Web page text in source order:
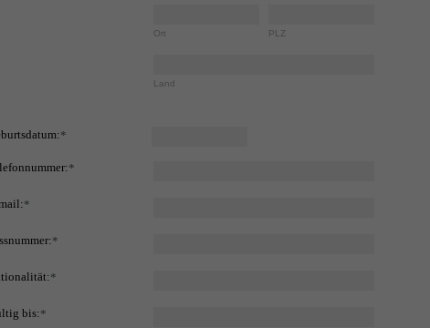
Ort PLZ
Land
*
*
*
*
*
bis:*